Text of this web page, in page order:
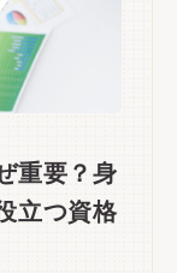
重要？身
立つ資格